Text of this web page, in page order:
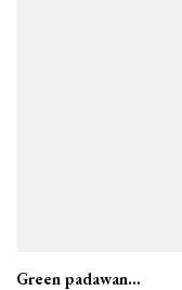
Green padawan…